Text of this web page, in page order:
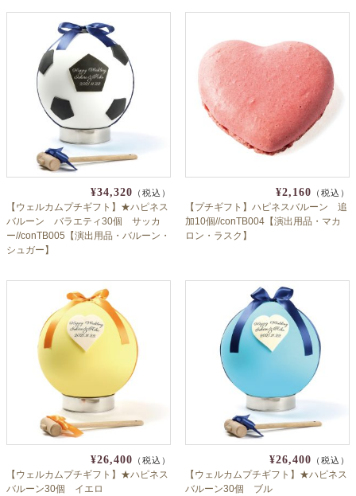
¥34,320 （税込）
【ウェルカムプチギフト】★ハピネス
バルーン バラエティ30個 サッカ
ー//conTB005【演出用品・バルーン・
シュガー】
¥2,160 （税込）
【プチギフト】ハピネスバルーン 追
加10個//conTB004【演出用品・マカ
ロン・ラスク】
¥26,400 （税込）
【ウェルカムプチギフト】★ハピネス
バルーン30個 イエロ
¥26,400 （税込）
【ウェルカムプチギフト】★ハピネス
バルーン30個 ブル